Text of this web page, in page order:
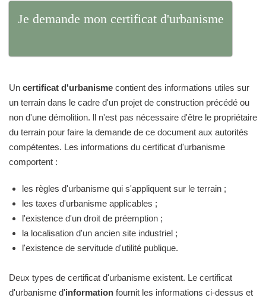
Je demande mon certificat d'urbanisme
Un certificat d'urbanisme contient des informations utiles sur
un terrain dans le cadre d'un projet de construction précédé ou
non d'une démolition. ll n'est pas nécessaire d'être le propriétaire
du terrain pour faire la demande de ce document aux autorités
compétentes. Les informations du certificat d'urbanisme
comportent :
les règles d'urbanisme qui s'appliquent sur le terrain ;
les taxes d'urbanisme applicables ;
l'existence d'un droit de préemption ;
la localisation d'un ancien site industriel ;
l'existence de servitude d'utilité publique.
Deux types de certificat d'urbanisme existent. Le certificat
d'urbanisme d'information fournit les informations ci-dessus et